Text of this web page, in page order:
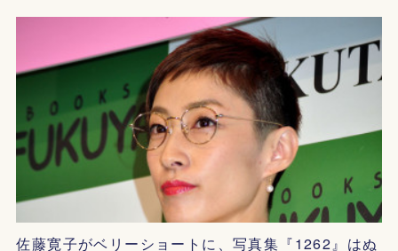
佐藤寛子がベリーショートに、写真集『1262』はぬ